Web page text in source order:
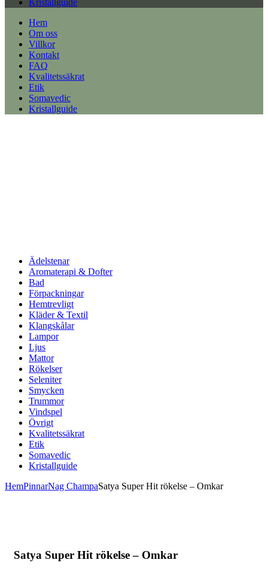
Kristallguide
Hem
Om oss
Villkor
Kontakt
FAQ
Kvalitetssäkrat
Etik
Somavedic
Kristallguide
Ädelstenar
Aromaterapi & Dofter
Bad
Förpackningar
Hemtrevligt
Kläder & Textil
Klangskålar
Lampor
Ljus
Mattor
Rökelser
Seleniter
Smycken
Trummor
Vindspel
Övrigt
Kvalitetssäkrat
Etik
Somavedic
Kristallguide
HemPinnarNag ChampaSatya Super Hit rökelse – Omkar
Satya Super Hit rökelse – Omkar